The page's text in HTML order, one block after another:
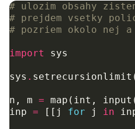
# ulozim obsahy
# prejdem vsetky
# pozriem okolo nej
import sys
sys . setrecursionlimit
n , m = map ( int , input
inp = [[ j for j in